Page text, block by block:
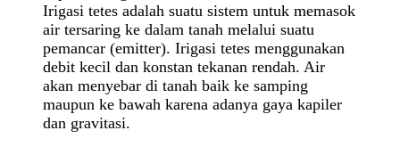
Irigasi tetes adalah suatu sistem untuk memasok
air tersaring ke dalam tanah melalui suatu
pemancar (emitter). Irigasi tetes menggunakan
debit kecil dan konstan tekanan rendah. Air
akan menyebar di tanah baik ke samping
maupun ke bawah karena adanya gaya kapiler
dan gravitasi.